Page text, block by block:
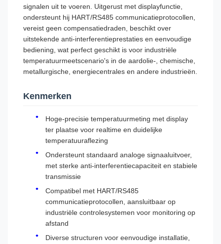
signalen uit te voeren. Uitgerust met displayfunctie,
ondersteunt hij HART/RS485 communicatieprotocollen,
vereist geen compensatiedraden, beschikt over
uitstekende anti-interferentieprestaties en eenvoudige
bediening, wat perfect geschikt is voor industriële
temperatuurmeetscenario's in de aardolie-, chemische,
metallurgische, energiecentrales en andere industrieën.
Kenmerken
Hoge-precisie temperatuurmeting met display
ter plaatse voor realtime en duidelijke
temperatuuraflezing
Ondersteunt standaard analoge signaaluitvoer,
met sterke anti-interferentiecapaciteit en stabiele
transmissie
Compatibel met HART/RS485
communicatieprotocollen, aansluitbaar op
industriële controlesystemen voor monitoring op
afstand
Diverse structuren voor eenvoudige installatie,